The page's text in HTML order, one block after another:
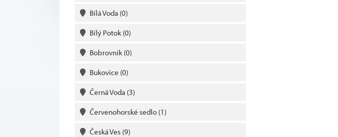
Bílá Voda (0)
Bílý Potok (0)
Bobrovník (0)
Bukovice (0)
Černá Voda (3)
Červenohorské sedlo (1)
Česká Ves (9)